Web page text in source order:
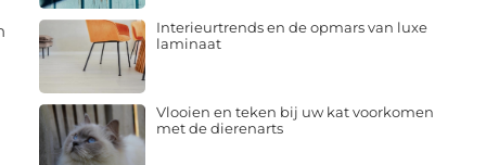
Interieurtrends en de opmars van luxe
laminaat
Vlooien en teken bij uw kat voorkomen
met de dierenarts